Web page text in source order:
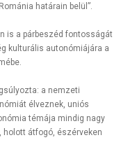
határain belül”.
is a párbeszéd fontosságát
kulturális autonómiájára a
a nemzeti
élveznek, uniós
témája mindig nagy
holott átfogó, észérveken